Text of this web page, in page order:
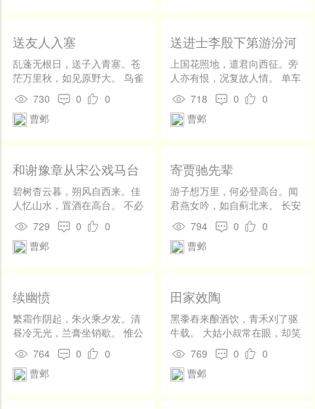
送友人入塞
乱蓬无根日，送子入青塞。苍
茫万里秋，如见原野大。 鸟雀
寒不下，山川迥相对。一马没
黄云，登高望犹在。 惊风忽然
起，白日黯已晦。如何恨路
730 0
0
曹邺
送进士李殷下第游汾河
上国花照地，遣君向西征。旁
人亦有恨，况复故人情。 单车
欲云去，别酒忽然醒。如何今
夜梦，半作道路程。 边士不好
礼，全家住军城。城中鼓角
者，下马如到京。 还应一开
卷，为子心不平。殷勤说忠
抱，壮志勿自轻。
718 0
0
曹邺
和谢豫章从宋公戏马台
送孔令谢病
碧树杳云暮，朔风自西来。佳
人忆山水，置酒在高台。 不必
问流水，坐来日已西。劝君速
归去，正及鹧鸪啼。
729 0
0
曹邺
寄贾驰先辈
游子想万里，何必登高台。闻
君燕女吟，如自蓟北来。 长安
高盖多，健马东西街。尽说蒿
簪古，将钱买金钗。 我祖西园
事，言之独伤怀。如今数君
持，勿使吾道低。
794 0
0
曹邺
续幽愤
繁霜作阴起，朱火乘夕发。清
昼冷无光，兰膏坐销歇。 惟公
执天宪，身是台中杰。一逐楚
大夫，何人为君雪。 匆匆鬼方
路，不许辞双阙。过门似他
764 0
0
曹邺
田家效陶
黑黍舂来酿酒饮，青禾刈了驱
牛载。 大姑小叔常在眼，却笑
长安在天外。
769 0
0
曹邺